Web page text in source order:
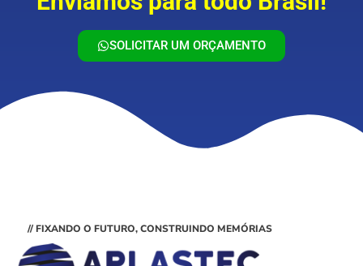
SOLICITAR UM ORÇAMENTO
// FIXANDO O FUTURO, CONSTRUINDO MEMÓRIAS